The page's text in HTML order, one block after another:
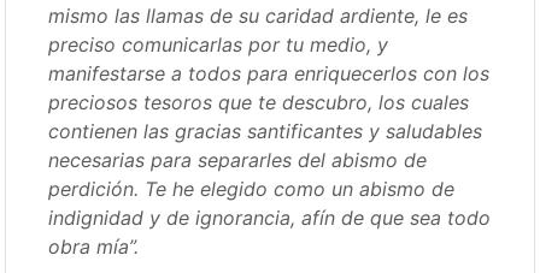
mismo las llamas de su caridad ardiente, le es
preciso comunicarlas por tu medio, y
manifestarse a todos para enriquecerlos con los
preciosos tesoros que te descubro, los cuales
contienen las gracias santificantes y saludables
necesarias para separarles del abismo de
perdición. Te he elegido como un abismo de
indignidad y de ignorancia, afín de que sea todo
obra mía”.